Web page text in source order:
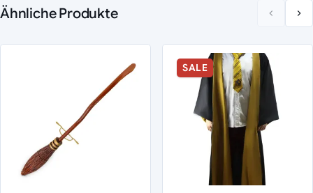
Ähnliche Produkte
SALE